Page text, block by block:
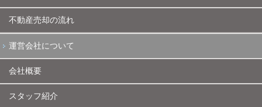
不動産売却の流れ
運営会社について
会社概要
スタッフ紹介